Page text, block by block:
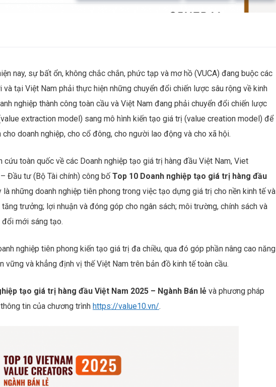
nay, sự bất ổn, không chắc chắn, phức tạp và mơ hồ (VUCA) đang buộc các
và tại Việt Nam phải thực hiện những chuyển đổi chiến lược sâu rộng về kinh
nghiệp thành công toàn cầu và Việt Nam đang phải chuyển đổi chiến lược
extraction model) sang mô hình kiến tạo giá trị (value creation model) để
doanh nghiệp, cho cổ đông, cho người lao động và cho xã hội.
cứu toàn quốc về các Doanh nghiệp tạo giá trị hàng đầu Việt Nam, Viet
Đầu tư (Bộ Tài chính) công bố Top 10 Doanh nghiệp tạo giá trị hàng đầu
là những doanh nghiệp tiên phong trong việc tạo dựng giá trị cho nền kinh tế và
trưởng; lợi nhuận và đóng góp cho ngân sách; môi trường, chính sách và
đổi mới sáng tạo.
nghiệp tiên phong kiến tạo giá trị đa chiều, qua đó góp phần nâng cao năng
vững và khẳng định vị thế Việt Nam trên bản đồ kinh tế toàn cầu.
tạo giá trị hàng đầu Việt Nam 2025 – Ngành Bán lẻ và phương pháp
tin của chương trình https://value10.vn/.